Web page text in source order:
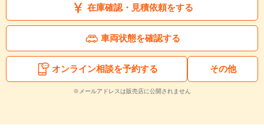
在庫確認・見積依頼をする
車両状態を確認する
オンライン相談を予約する その他
※メールアドレスは販売店に公開されません